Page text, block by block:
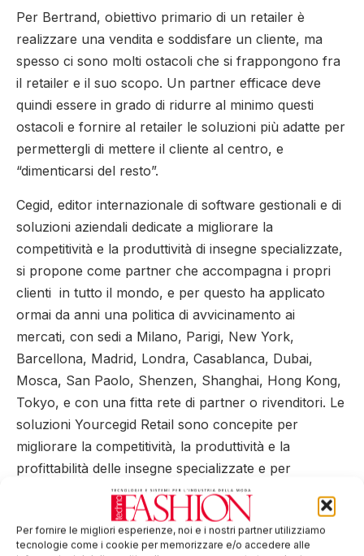
Per fornire le migliori esperienze, noi e i nostri partner utilizziamo
tecnologie come i cookie per memorizzare e/o accedere alle
Per Bertrand, obiettivo primario di un retailer è
realizzare una vendita e soddisfare un cliente, ma
spesso ci sono molti ostacoli che si frappongono fra
il retailer e il suo scopo. Un partner efficace deve
quindi essere in grado di ridurre al minimo questi
ostacoli e fornire al retailer le soluzioni più adatte per
permettergli di mettere il cliente al centro, e
“dimenticarsi del resto”.
Cegid, editor internazionale di software gestionali e di
soluzioni aziendali dedicate a migliorare la
competitività e la produttività di insegne specializzate,
si propone come partner che accompagna i propri
clienti in tutto il mondo, e per questo ha applicato
ormai da anni una politica di avvicinamento ai
mercati, con sedi a Milano, Parigi, New York,
Barcellona, Madrid, Londra, Casablanca, Dubai,
Mosca, San Paolo, Shenzen, Shanghai, Hong Kong,
Tokyo, e con una fitta rete di partner o rivenditori. Le
soluzioni Yourcegid Retail sono concepite per
migliorare la competitività, la produttività e la
profittabilità delle insegne specializzate e per
trasformare l’esperienza del cliente sul punto vendita.
Il portfolio Yourcegid Retail include merchandise
planning, forecasting, sourcing e produzione, supply